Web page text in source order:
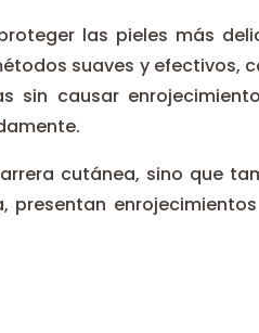
las pieles más
suaves y efectivos,
sin causar
cutánea, sino que